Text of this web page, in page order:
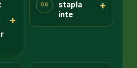
+
06
stapla
inte
+